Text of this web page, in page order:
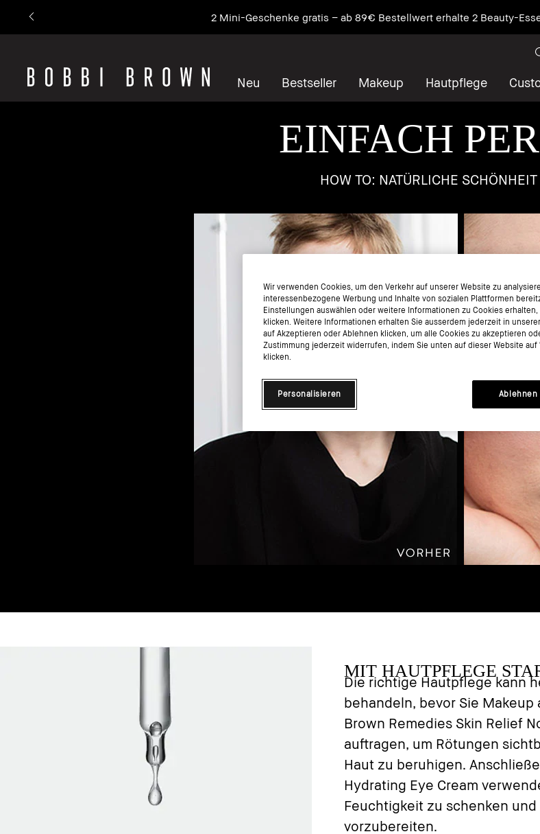
Unsere Nr. 1 Ikone – wo Pflege auf Primer trifft. NEU Vitamin Enriched
Neu Bestseller Makeup Hautpflege
EINFACH
HOW TO: NATÜRLICHE
MIT HAUTPFLEGE
Die richtige Hautpflege kann
behandeln, bevor Sie
Brown Remedies Skin Relief
auftragen, um Rötungen
Haut zu beruhigen.
Hydrating Eye Cream
Feuchtigkeit zu schenken
vorzubereiten.
Wir verwenden Cookies, um den Verkehr auf unserer Website zu
interessenbezogene Werbung und Inhalte von sozialen Plattformen
Einstellungen auswählen oder weitere Informationen zu Cookies
klicken. Weitere Informationen erhalten Sie ausserdem jederzeit in
auf Akzeptieren oder Ablehnen klicken, um alle Cookies zu akzeptieren
Zustimmung jederzeit widerrufen, indem Sie unten auf dieser Website auf
klicken.
Personalisieren Ablehnen